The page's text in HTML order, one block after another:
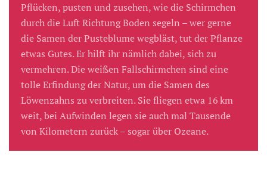
Pflücken, pusten und zusehen, wie die Schirmchen
durch die Luft Richtung Boden segeln – wer gerne
die Samen der Pusteblume wegbläst, tut der Pflanze
etwas Gutes. Er hilft ihr nämlich dabei, sich zu
vermehren. Die weißen Fallschirmchen sind eine
tolle Erfindung der Natur, um die Samen des
Löwenzahns zu verbreiten. Sie fliegen etwa 16 km
weit, bei Aufwinden legen sie auch mal Tausende
von Kilometern zurück – sogar über Ozeane.